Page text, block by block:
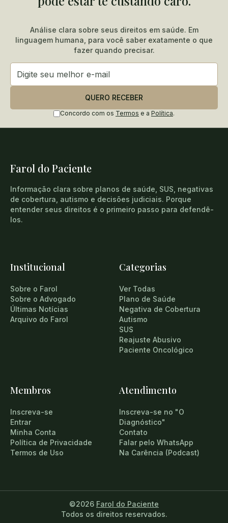
Análise clara sobre seus direitos em saúde. Em
linguagem humana, para você saber exatamente o que
fazer quando precisar.
QUERO RECEBER
Concordo com os Termos e a Política.
Farol do Paciente
Informação clara sobre planos de saúde, SUS, negativas
de cobertura, autismo e decisões judiciais. Porque
entender seus direitos é o primeiro passo para defendê-
los.
Institucional
Sobre o Farol
Sobre o Advogado
Últimas Notícias
Arquivo do Farol
Categorias
Ver Todas
Plano de Saúde
Negativa de Cobertura
Autismo
SUS
Reajuste Abusivo
Paciente Oncológico
Membros
Inscreva-se
Entrar
Minha Conta
Política de Privacidade
Termos de Uso
Atendimento
Inscreva-se no "O
Diagnóstico"
Contato
Falar pelo WhatsApp
Na Carência (Podcast)
©2026 Farol do Paciente
Todos os direitos reservados.